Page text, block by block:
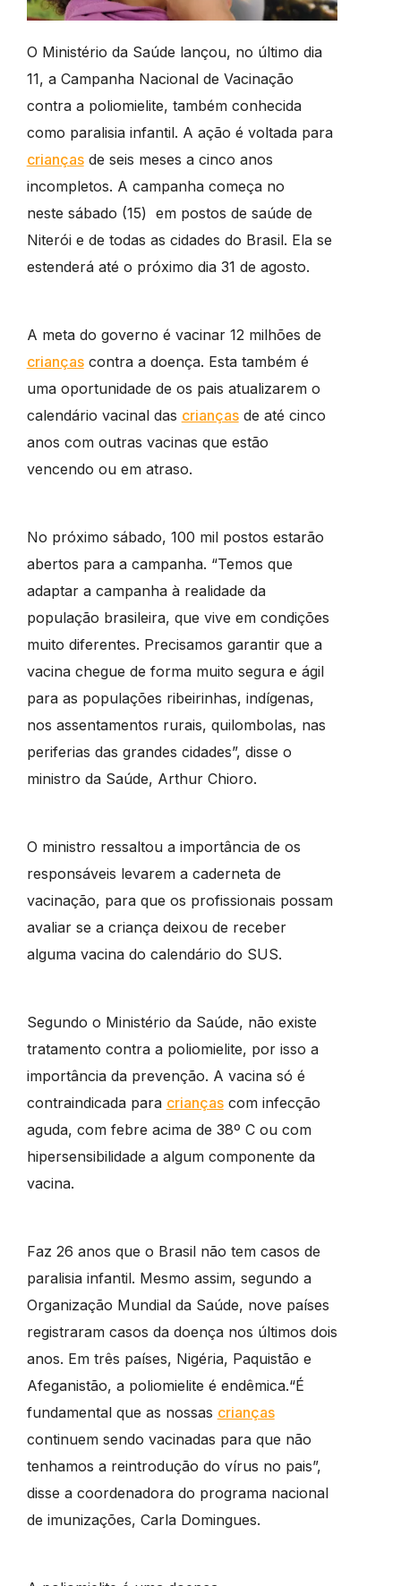
O Ministério da Saúde lançou, no último dia
11, a Campanha Nacional de Vacinação
contra a poliomielite, também conhecida
como paralisia infantil. A ação é voltada para
criançasde seis meses a cinco anos
incompletos. A campanha começa no
neste sábado (15) em postos de saúde de
Niterói e de todas as cidades do Brasil. Ela se
estenderá até o próximo dia 31 de agosto.
A meta do governo é vacinar 12 milhões de
criançascontra a doença. Esta também é
uma oportunidade de os pais atualizarem o
calendário vacinal das criançasde até cinco
anos com outras vacinas que estão
vencendo ou em atraso.
No próximo sábado, 100 mil postos estarão
abertos para a campanha. “Temos que
adaptar a campanha à realidade da
população brasileira, que vive em condições
muito diferentes. Precisamos garantir que a
vacina chegue de forma muito segura e ágil
para as populações ribeirinhas, indígenas,
nos assentamentos rurais, quilombolas, nas
periferias das grandes cidades”, disse o
ministro da Saúde, Arthur Chioro.
O ministro ressaltou a importância de os
responsáveis levarem a caderneta de
vacinação, para que os profissionais possam
avaliar se a criança deixou de receber
alguma vacina do calendário do SUS.
Segundo o Ministério da Saúde, não existe
tratamento contra a poliomielite, por isso a
importância da prevenção. A vacina só é
contraindicada para criançascom infecção
aguda, com febre acima de 38º C ou com
hipersensibilidade a algum componente da
vacina.
Faz 26 anos que o Brasil não tem casos de
paralisia infantil. Mesmo assim, segundo a
Organização Mundial da Saúde, nove países
registraram casos da doença nos últimos dois
anos. Em três países, Nigéria, Paquistão e
Afeganistão, a poliomielite é endêmica.“É
fundamental que as nossas crianças
continuem sendo vacinadas para que não
tenhamos a reintrodução do vírus no pais”,
disse a coordenadora do programa nacional
de imunizações, Carla Domingues.